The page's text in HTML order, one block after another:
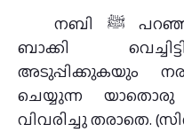
നബി ﷺ പറഞ്ഞു: ഒരു കാര്യവും ഞാന്‍
ബാക്കി
അടുപ്പിക്കുകയും
ചെയ്യുന്ന യാതൊരു
വിവരിച്ചു തരാതെ.